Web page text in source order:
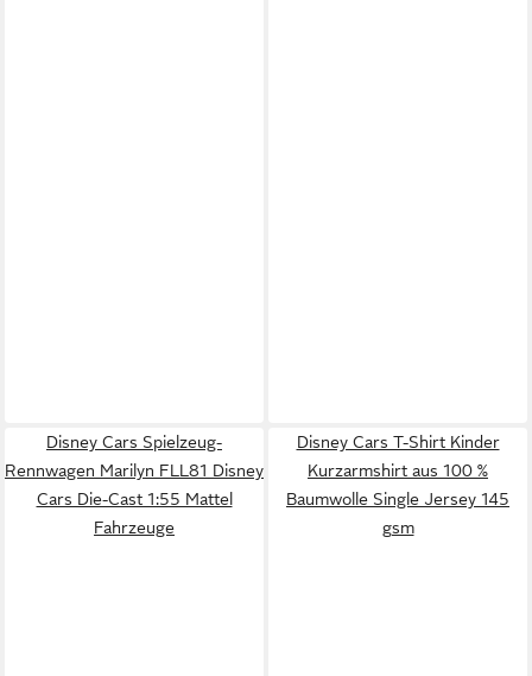
Disney Cars Spielzeug-
Rennwagen Marilyn FLL81 Disney
Cars Die-Cast 1:55 Mattel
Fahrzeuge
Disney Cars T-Shirt Kinder
Kurzarmshirt aus 100 %
Baumwolle Single Jersey 145
gsm